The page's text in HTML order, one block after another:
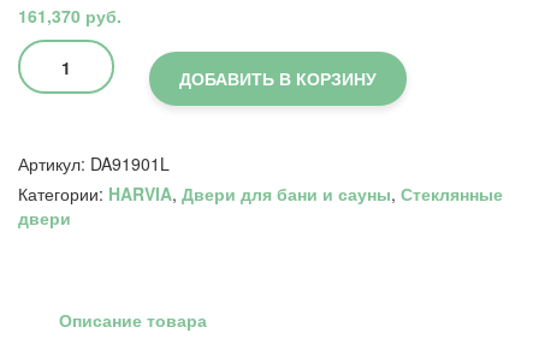
161,370 руб.
Количество
товара
HARVIA
LEGEND
9/19
черная
бронза,
ДОБАВИТЬ В КОРЗИНУ
Артикул: DA91901L
Категории: HARVIA, Двери для бани и сауны, Стеклянные
двери
Описание товара